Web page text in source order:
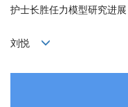
护士长胜任力模型研究进展
刘悦